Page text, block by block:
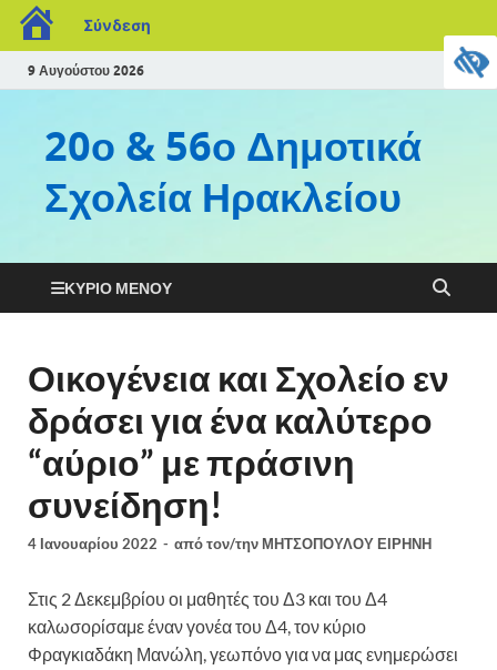
Σύνδεση
9 Αυγούστου 2026
20ο & 56ο Δημοτικά
Σχολεία Ηρακλείου
ΚΎΡΙΟ ΜΕΝΟΎ
Οικογένεια και Σχολείο εν
δράσει για ένα καλύτερο
“αύριο” με πράσινη
συνείδηση!
4 Ιανουαρίου 2022 - από τον/την ΜΗΤΣΟΠΟΥΛΟΥ ΕΙΡΗΝΗ
Στις 2 Δεκεμβρίου οι μαθητές του Δ3 και του Δ4
καλωσορίσαμε έναν γονέα του Δ4, τον κύριο
Φραγκιαδάκη Μανώλη, γεωπόνο για να μας ενημερώσει